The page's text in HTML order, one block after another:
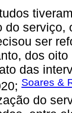
do
ser
dos
das
Soares &
do